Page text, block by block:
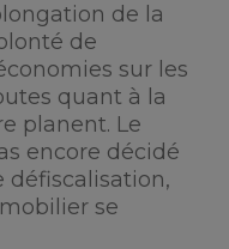
de la
de
sur les
quant à la
planent. Le
encore décidé
défiscalisation,
se